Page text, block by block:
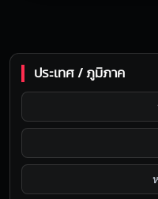
ประเทศ / ภูมิภาค